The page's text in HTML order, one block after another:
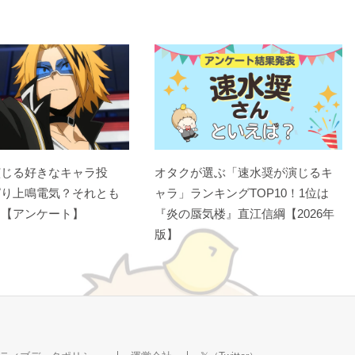
る好きなキャラ投
上鳴電気？それとも
アンケート】
オタクが選ぶ「速水奨が演じるキ
ャラ」ランキングTOP10！1位は
『炎の蜃気楼』直江信綱【2026年
版】